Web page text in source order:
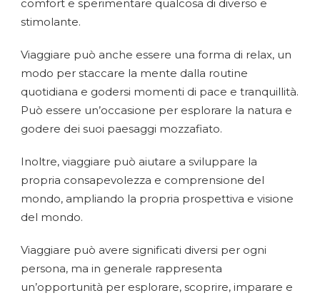
comfort e sperimentare qualcosa di diverso e
stimolante.
Viaggiare può anche essere una forma di relax, un
modo per staccare la mente dalla routine
quotidiana e godersi momenti di pace e tranquillità.
Può essere un’occasione per esplorare la natura e
godere dei suoi paesaggi mozzafiato.
Inoltre, viaggiare può aiutare a sviluppare la
propria consapevolezza e comprensione del
mondo, ampliando la propria prospettiva e visione
del mondo.
Viaggiare può avere significati diversi per ogni
persona, ma in generale rappresenta
un’opportunità per esplorare, scoprire, imparare e